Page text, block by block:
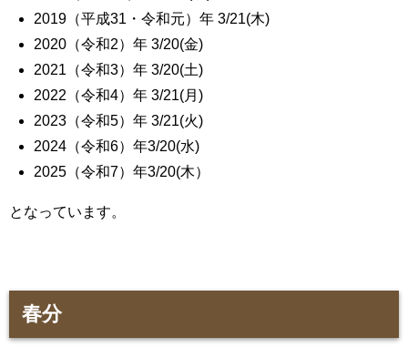
2019（平成31・令和元）年 3/21(木)
2020（令和2）年 3/20(金)
2021（令和3）年 3/20(土)
2022（令和4）年 3/21(月)
2023（令和5）年 3/21(火)
2024（令和6）年3/20(水)
2025（令和7）年3/20(木）
となっています。
春分